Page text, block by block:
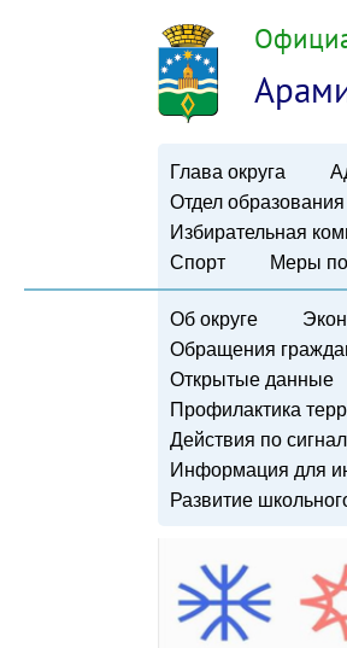
Глава округа
Отдел образования
Избирательная
Спорт
Меры
Об округе
Обращения
Открытые данные
Профилактика
Действия по
Информация для
Развитие